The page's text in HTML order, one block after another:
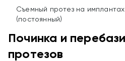
Съемный протез на имплантах
(постоянный)
Починка и
протезов